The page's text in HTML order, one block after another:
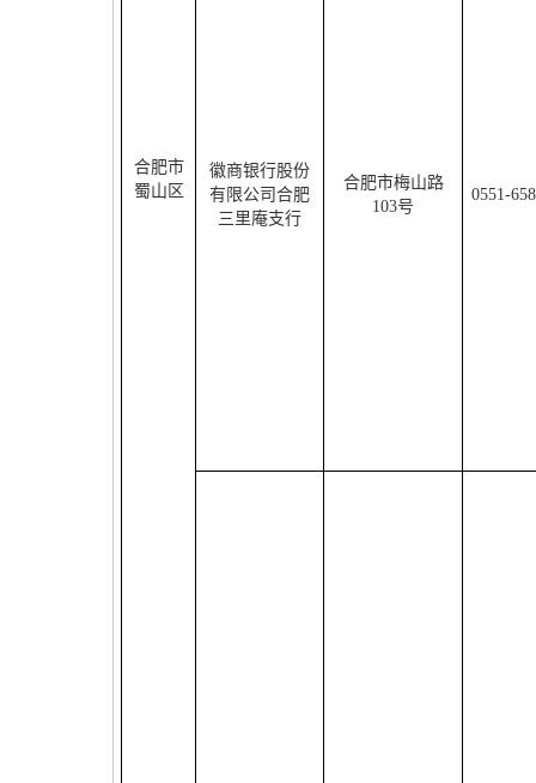
合肥市
蜀山区
徽商银行股份
有限公司合肥
三里庵支行
合肥市梅山路
103号
0551-